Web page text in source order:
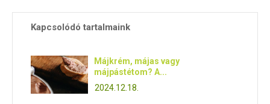
Kapcsolódó tartalmaink
Májkrém, májas vagy
májpástétom? A...
2024.12.18.